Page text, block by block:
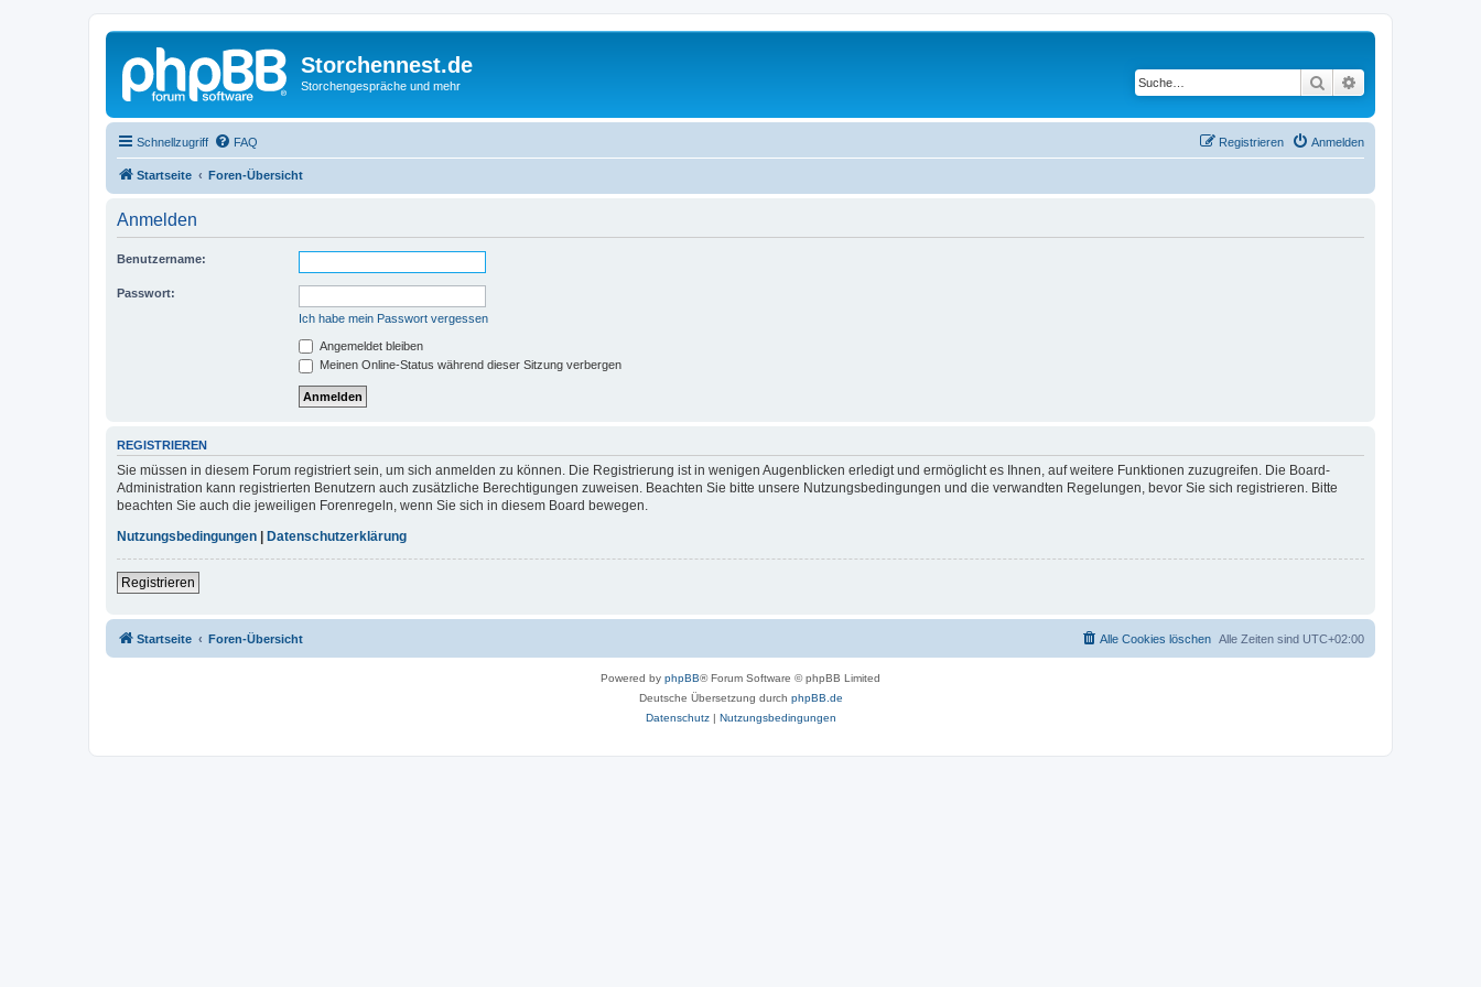
Storchennest.de
Storchengespräche und mehr Suche
Schnellzugriff FAQ Anmelden
Registrieren
Startseite Foren-Übersicht
Anmelden
Benutzername:
Passwort:
Ich habe mein Passwort vergessen
Angemeldet bleiben
Meinen Online-Status während dieser Sitzung verbergen
REGISTRIEREN
Sie müssen in diesem Forum registriert sein, um sich anmelden zu können. Die Registrierung ist in wenigen Augenblicken erledigt und ermöglicht es Ihnen, auf weitere Funktionen zuzugreifen. Die Board-
Administration kann registrierten Benutzern auch zusätzliche Berechtigungen zuweisen. Beachten Sie bitte unsere Nutzungsbedingungen und die verwandten Regelungen, bevor Sie sich registrieren. Bitte
beachten Sie auch die jeweiligen Forenregeln, wenn Sie sich in diesem Board bewegen.
Nutzungsbedingungen
Datenschutzerklärung
Registrieren
Startseite Foren-Übersicht Alle Zeiten sind UTC+02:00
Alle Cookies löschen
Powered by phpBB® Forum Software © phpBB Limited
Deutsche Übersetzung durch phpBB.de
Datenschutz| Nutzungsbedingungen